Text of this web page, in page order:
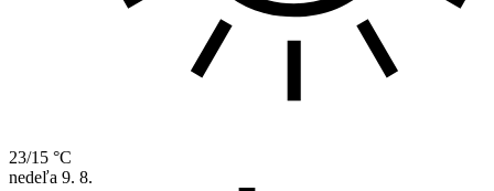
23/15 °C
nedeľa 9. 8.